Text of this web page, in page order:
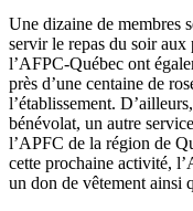
Une dizaine de membres
servir le repas du soir aux
l’AFPC-Québec ont
près d’une centaine de
l’établissement.
bénévolat, un autre
l’APFC de la région de
cette prochaine activité,
un don de vêtement ainsi